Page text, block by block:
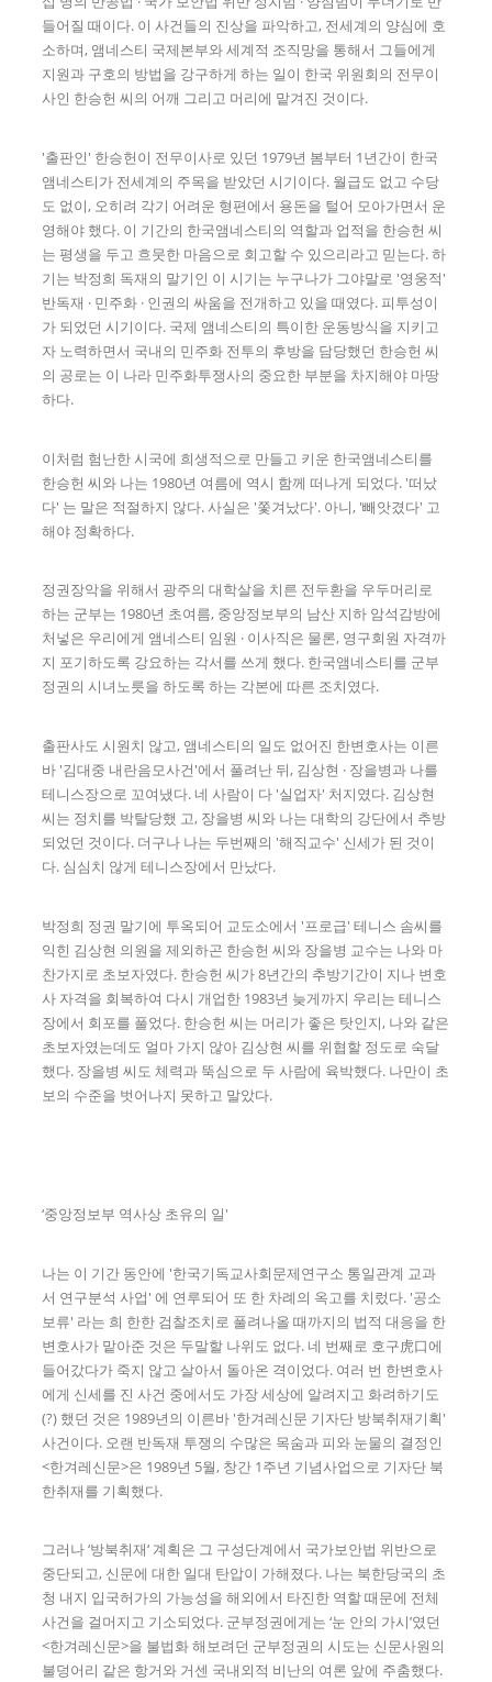
들어질 때이다. 이 사건들의 진상을 파악하고, 전세계의 양심에 호
소하며, 앰네스티 국제본부와 세계적 조직망을 통해서 그들에게
지원과 구호의 방법을 강구하게 하는 일이 한국 위원회의 전무이
사인 한승헌 씨의 어깨 그리고 머리에 맡겨진 것이다.
'출판인' 한승헌이 전무이사로 있던 1979년 봄부터 1년간이 한국
앰네스티가 전세계의 주목을 받았던 시기이다. 월급도 없고 수당
도 없이, 오히려 각기 어려운 형편에서 용돈을 털어 모아가면서 운
영해야 했다. 이 기간의 한국앰네스티의 역할과 업적을 한승헌 씨
는 평생을 두고 흐뭇한 마음으로 회고할 수 있으리라고 믿는다. 하
기는 박정희 독재의 말기인 이 시기는 누구나가 그야말로 '영웅적'
반독재 · 민주화 · 인권의 싸움을 전개하고 있을 때였다. 피투성이
가 되었던 시기이다. 국제 앰네스티의 특이한 운동방식을 지키고
자 노력하면서 국내의 민주화 전투의 후방을 담당했던 한승헌 씨
의 공로는 이 나라 민주화투쟁사의 중요한 부분을 차지해야 마땅
하다.
이처럼 험난한 시국에 희생적으로 만들고 키운 한국앰네스티를
한승헌 씨와 나는 1980년 여름에 역시 함께 떠나게 되었다. '떠났
다' 는 말은 적절하지 않다. 사실은 '쫓겨났다'. 아니, '빼앗겼다' 고
해야 정확하다.
정권장악을 위해서 광주의 대학살을 치른 전두환을 우두머리로
하는 군부는 1980년 초여름, 중앙정보부의 남산 지하 암석감방에
처넣은 우리에게 앰네스티 임원 · 이사직은 물론, 영구회원 자격까
지 포기하도록 강요하는 각서를 쓰게 했다. 한국앰네스티를 군부
정권의 시녀노릇을 하도록 하는 각본에 따른 조치였다.
출판사도 시원치 않고, 앰네스티의 일도 없어진 한변호사는 이른
바 '김대중 내란음모사건'에서 풀려난 뒤, 김상현 · 장을병과 나를
테니스장으로 꼬여냈다. 네 사람이 다 '실업자' 처지였다. 김상현
씨는 정치를 박탈당했 고, 장을병 씨와 나는 대학의 강단에서 추방
되었던 것이다. 더구나 나는 두번째의 '해직교수' 신세가 된 것이
다. 심심치 않게 테니스장에서 만났다.
박정희 정권 말기에 투옥되어 교도소에서 '프로급' 테니스 솜씨를
익힌 김상현 의원을 제외하곤 한승헌 씨와 장을병 교수는 나와 마
찬가지로 초보자였다. 한승헌 씨가 8년간의 추방기간이 지나 변호
사 자격을 회복하여 다시 개업한 1983년 늦게까지 우리는 테니스
장에서 회포를 풀었다. 한승헌 씨는 머리가 좋은 탓인지, 나와 같은
초보자였는데도 얼마 가지 않아 김상현 씨를 위협할 정도로 숙달
했다. 장을병 씨도 체력과 뚝심으로 두 사람에 육박했다. 나만이 초
보의 수준을 벗어나지 못하고 말았다.
‘중앙정보부 역사상 초유의 일'
나는 이 기간 동안에 '한국기독교사회문제연구소 통일관계 교과
서 연구분석 사업' 에 연루되어 또 한 차례의 옥고를 치렀다. '공소
보류' 라는 희 한한 검찰조치로 풀려나올 때까지의 법적 대응을 한
변호사가 맡아준 것은 두말할 나위도 없다. 네 번째로 호구虎口에
들어갔다가 죽지 않고 살아서 돌아온 격이었다. 여러 번 한변호사
에게 신세를 진 사건 중에서도 가장 세상에 알려지고 화려하기도
(?) 했던 것은 1989년의 이른바 '한겨레신문 기자단 방북취재기획'
사건이다. 오랜 반독재 투쟁의 수많은 목숨과 피와 눈물의 결정인
<한겨레신문>은 1989년 5월, 창간 1주년 기념사업으로 기자단 북
한취재를 기획했다.
그러나 ‘방북취재‘ 계획은 그 구성단계에서 국가보안법 위반으로
중단되고, 신문에 대한 일대 탄압이 가해졌다. 나는 북한당국의 초
청 내지 입국허가의 가능성을 해외에서 타진한 역할 때문에 전체
사건을 걸머지고 기소되었다. 군부정권에게는 ‘눈 안의 가시’였던
<한겨레신문>을 불법화 해보려던 군부정권의 시도는 신문사원의
불덩어리 같은 항거와 거센 국내외적 비난의 여론 앞에 주춤했다.